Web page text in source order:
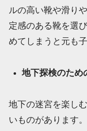
ルの高い靴や滑り
定感のある靴を選
めてしまうと元も
地下探検のため
地下の迷宮を楽し
いものがあります。